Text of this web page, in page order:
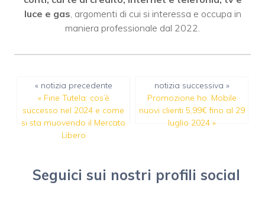
luce e gas, argomenti di cui si interessa e occupa in
maniera professionale dal 2022.
« notizia precedente
« Fine Tutela: cos’è
successo nel 2024 e come
si sta muovendo il Mercato
Libero
notizia successiva »
Promozione ho. Mobile
nuovi clienti 5,99€ fino al 29
luglio 2024»
Seguici sui nostri profili social